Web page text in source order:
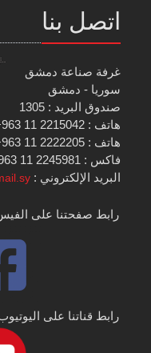
اتصل بنا
غرفة صناعة دمشق
سوريا - دمشق
صندوق البريد : 1305
هاتف : 2215042 11 963+
هاتف : 2222205 11 963+
فاكس : 2245981 11 963+
البريد الإلكتروني :
رابط صفحتنا على
رابط قناتنا على